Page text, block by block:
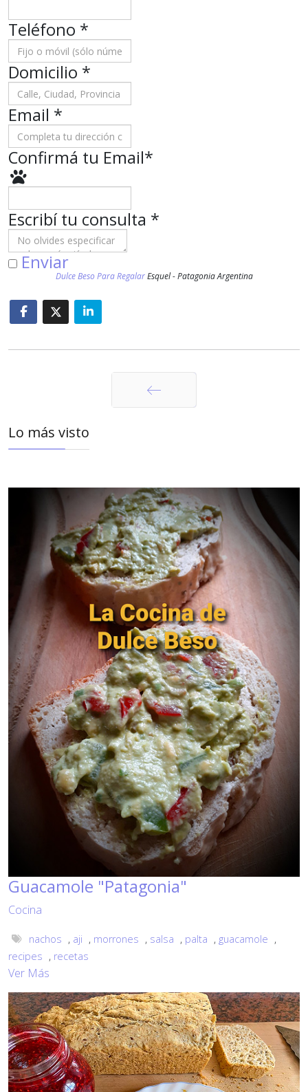
Teléfono *
Domicilio *
Email *
Confirmá tu Email*
Escribí tu consulta *
Enviar
Dulce Beso Para RegalarEsquel - Patagonia Argentina
Lo más visto
Guacamole "Patagonia"
Cocina
nachos , aji , morrones , salsa , palta , guacamole ,
recipes , recetas
Ver Más